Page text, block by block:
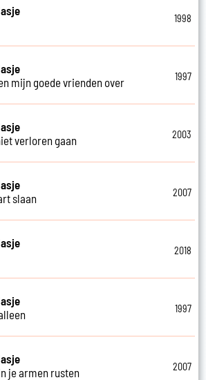
1998
mijn goede vrienden over
1997
verloren gaan
2003
slaan
2007
2018
1997
je armen rusten
2007